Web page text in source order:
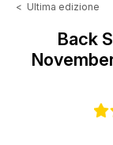
< Ultima edizione
Back